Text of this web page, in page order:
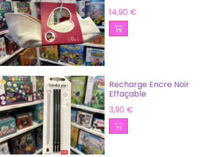
14,90 €
Recharge Encre Noir
Effaçable
3,90 €